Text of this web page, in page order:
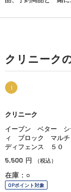
クリニーク
1
クリニーク
イーブン ベター シ
ィ ブロック マル
ディフェンス ５０
5,500 円 （税込）
在庫：○
OPポイント対象